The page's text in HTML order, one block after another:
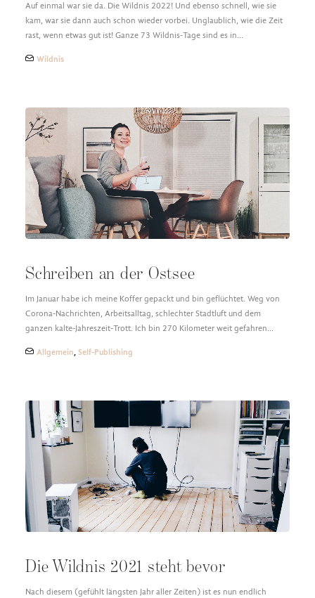
Auf einmal war sie da. Die Wildnis 2022! Und ebenso schnell, wie sie
kam, war sie dann auch schon wieder vorbei. Unglaublich, wie die Zeit
rast, wenn etwas gut ist! Ganze 73 Wildnis-Tage sind es in…
Wildnis
Schreiben an der Ostsee
Im Januar habe ich meine Koffer gepackt und bin geflüchtet. Weg von
Corona-Nachrichten, Arbeitsalltag, schlechter Stadtluft und dem
ganzen kalte-Jahreszeit-Trott. Ich bin 270 Kilometer weit gefahren…
Allgemein, Self-Publishing
Die Wildnis 2021 steht bevor
Nach diesem (gefühlt längsten Jahr aller Zeiten) ist es nun endlich